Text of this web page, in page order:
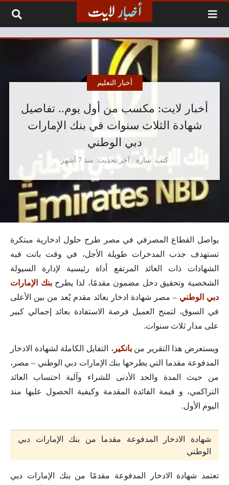
أخبار لايت: مكسب من أول يوم.. تفاصيل
شهادة الثلاث سنوات في بنك الإمارات
دبي الوطني
كتب سارة
أخبار التعليم
آخر تحديث منذ 7 أشهر
يواصل القطاع المصرفي في مصر طرح حلول ادخارية مبتكرة
تستهدف جذب المدخرات طويلة الأجل، في وقت باتت فيه
الشهادات ذات العائد المرتفع أداة رئيسية لإدارة السيولة
الشخصية وتحقيق دخل مضمون مقدمًا، لذا يطرحبنك الإمارات
دبي الوطني – مصر شهادة ادخار بعائد مقدم يُعد من بين الأعلى
في السوق، لتمنح العميل فرصة الاستفادة بعائد إجمالي كبير
على مدار ثلاث سنوات.
ويستعرض هذا التقرير منبانكير ، التفايل الكاملة لشهادة الادخار
المدفوعة مقدما التي يطرحها بنك الإمارات دبي الوطني – مصر،
من حيث المدة والحد الأدنى للشراء وآلية احتساب العائد
التراكمي، و قيمة الفائدة المقدمة وكيفية الحصول عليها منذ
اليوم الأول.
شهادة الادخار المدفوعة مقدما من بنك الإمارات دبي
الوطني
تعتمد شهادة الادخار المدفوعة مقدمًا من بنك الإمارات دبي